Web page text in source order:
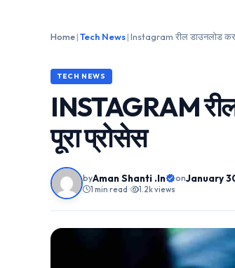
Home|Tech News|
TECH NEWS
INSTAGRAM रील
पूरा प्रोसेस
byAman Shanti .In onJanuary
1 min read• 1.2k views